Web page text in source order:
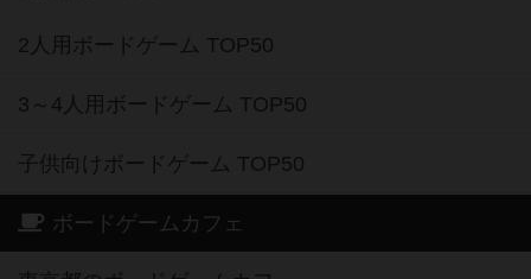
2人用ボードゲーム TOP50
3～4人用ボードゲーム TOP50
子供向けボードゲーム TOP50
ボードゲームカフェ